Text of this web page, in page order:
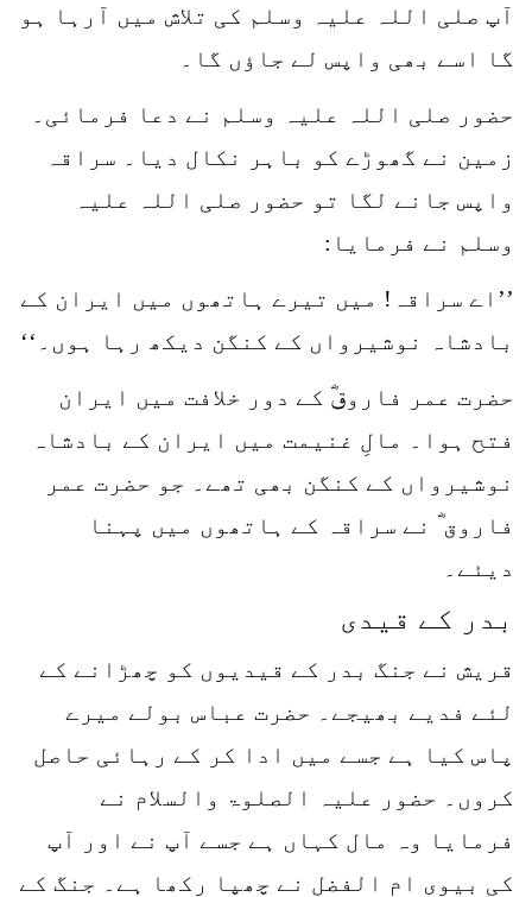
آپ صلی اللہ علیہ وسلم کی تلاش میں آرہا ہو
گا اسے بھی واپس لے جاؤں گا۔
حضور صلی اللہ علیہ وسلم نے دعا فرمائی۔
زمین نے گھوڑے کو باہر نکال دیا۔ سراقہ
واپس جانے لگا تو حضور صلی اللہ علیہ
وسلم نے فرمایا:
’’اے سراقہ! میں تیرے ہاتھوں میں ایران کے
بادشاہ نوشیرواں کے کنگن دیکھ رہا ہوں۔‘‘
حضرت عمر فاروقؓ کے دور خلافت میں ایران
فتح ہوا۔ مالِ غنیمت میں ایران کے بادشاہ
نوشیرواں کے کنگن بھی تھے۔ جو حضرت عمر
فاروق ؓ نے سراقہ کے ہاتھوں میں پہنا
دیئے۔
بدر کے قیدی
قریش نے جنگ بدر کے قیدیوں کو چھڑانے کے
لئے فدیے بھیجے۔ حضرت عباس بولے میرے
پاس کیا ہے جسے میں ادا کر کے رہائی حاصل
کروں۔ حضور علیہ الصلوۃ والسلام نے
فرمایا وہ مال کہاں ہے جسے آپ نے اور آپ
کی بیوی ام الفضل نے چھپا رکھا ہے۔ جنگ کے